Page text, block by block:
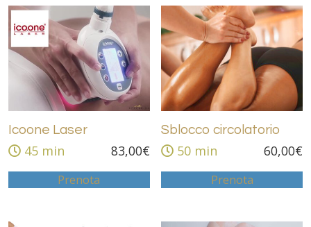
Icoone Laser
45 min 83,00€
Prenota
Sblocco circolatorio
50 min 60,00€
Prenota